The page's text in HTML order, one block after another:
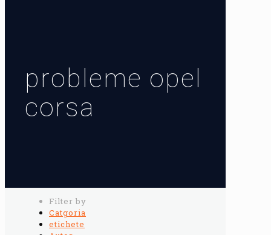
probleme opel
corsa
Filter by
Catgoria
etichete